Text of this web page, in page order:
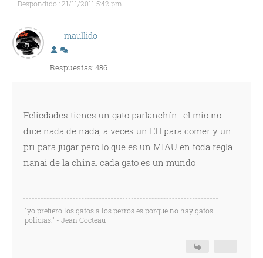
Respondido : 21/11/2011 5:42 pm
maullido
Respuestas: 486
Felicdades tienes un gato parlanchín!! el mio no
dice nada de nada, a veces un EH para comer y un
pri para jugar pero lo que es un MIAU en toda regla
nanai de la china. cada gato es un mundo
"yo prefiero los gatos a los perros es porque no hay gatos
policías." - Jean Cocteau